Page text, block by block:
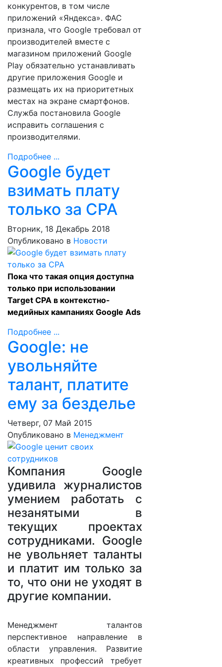
конкурентов, в том числе
приложений «Яндекса». ФАС
признала, что Google требовал от
производителей вместе с
магазином приложений Google
Play обязательно устанавливать
другие приложения Google и
размещать их на приоритетных
местах на экране смартфонов.
Служба постановила Google
исправить соглашения с
производителями.
Подробнее ...
Google будет
взимать плату
только за CPA
Вторник, 18 Декабрь 2018
Опубликовано в Новости
Пока что такая опция доступна
только при использовании
Target CPA в контекстно-
медийных кампаниях Google Ads
Подробнее ...
Google: не
увольняйте
талант, платите
ему за безделье
Четверг, 07 Май 2015
Опубликовано в Менеджмент
Компания Google
удивила журналистов
умением работать с
незанятыми в
текущих проектах
сотрудниками. Google
не увольняет таланты
и платит им только за
то, что они не уходят в
другие компании.
Менеджмент талантов
перспективное направление в
области управления. Развитие
креативных профессий требует